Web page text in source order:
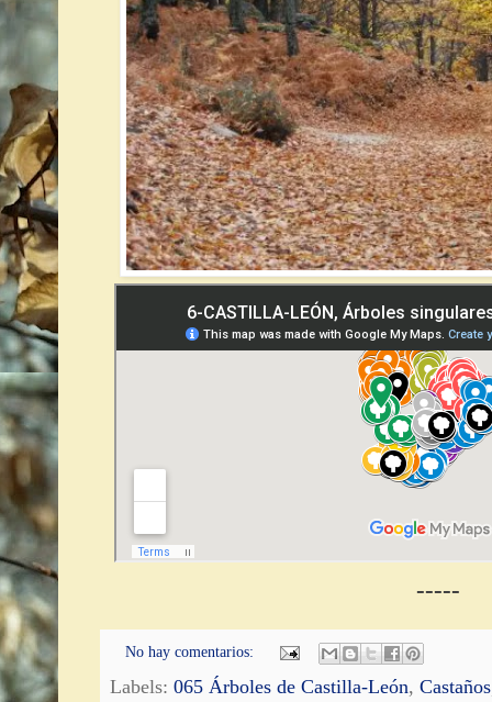
-----
No hay comentarios:
Labels:065 Árboles de Castilla-León,Castaños